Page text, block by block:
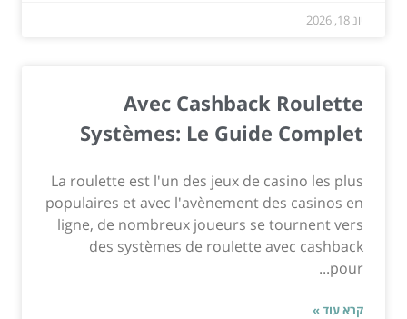
יונ 18, 2026
Avec Cashback Roulette
Systèmes: Le Guide Complet
La roulette est l'un des jeux de casino les plus
populaires et avec l'avènement des casinos en
ligne, de nombreux joueurs se tournent vers
des systèmes de roulette avec cashback
pour...
קרא עוד »